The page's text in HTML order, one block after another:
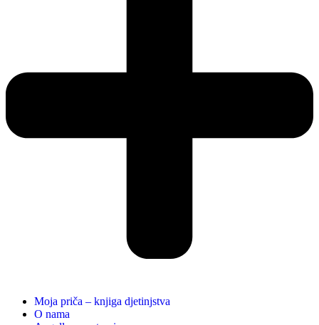
Moja priča – knjiga djetinjstva
O nama